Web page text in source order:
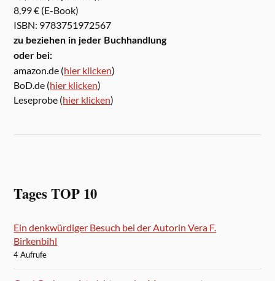
8,99 € (E-Book)
ISBN: 9783751972567
zu beziehen in jeder Buchhandlung
oder bei:
amazon.de (hier klicken)
BoD.de (hier klicken)
Leseprobe (hier klicken)
Tages TOP 10
Ein denkwürdiger Besuch bei der Autorin Vera F.
Birkenbihl
4 Aufrufe